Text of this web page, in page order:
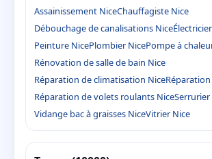
Assainissement NiceChauffagiste Nice
Débouchage de canalisations Nice
Peinture NicePlombier NicePompe à
Rénovation de salle de bain Nice
Réparation de climatisation Nice
Réparation de volets roulants NiceSerrurier
Vidange bac à graisses NiceVitrier Nice